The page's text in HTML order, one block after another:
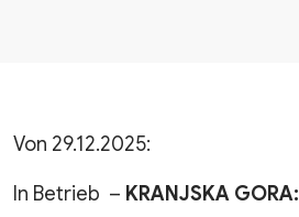
Von 29.12.2025:
In Betrieb – KRANJSKA GORA: